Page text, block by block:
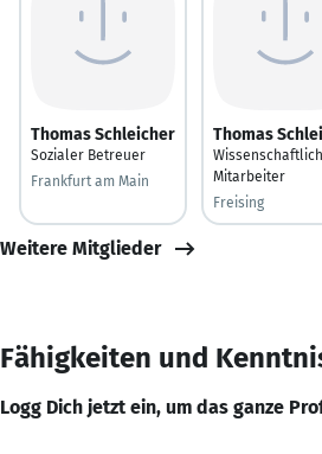
Thomas Schleicher
Sozialer Betreuer
Frankfurt am Main
Thomas
Mitarbeiter
Freising
Weitere Mitglieder
Fähigkeiten und
Logg Dich jetzt ein, um das ganze